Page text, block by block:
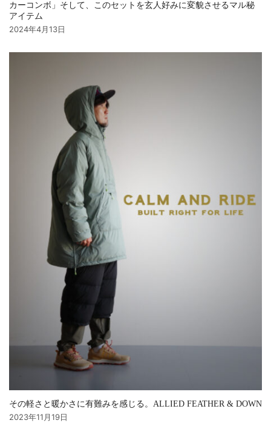
カーコンボ」そして、このセットを玄人好みに変貌させるマル秘
アイテム
2024年4月13日
その軽さと暖かさに有難みを感じる。ALLIED FEATHER & DOWN
2023年11月19日